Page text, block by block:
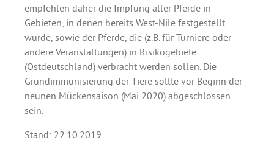
empfehlen daher die Impfung aller Pferde in
Gebieten, in denen bereits West-Nile festgestellt
wurde, sowie der Pferde, die (z.B. für Turniere oder
andere Veranstaltungen) in Risikogebiete
(Ostdeutschland) verbracht werden sollen. Die
Grundimmunisierung der Tiere sollte vor Beginn der
neunen Mückensaison (Mai 2020) abgeschlossen
sein.
Stand: 22.10.2019